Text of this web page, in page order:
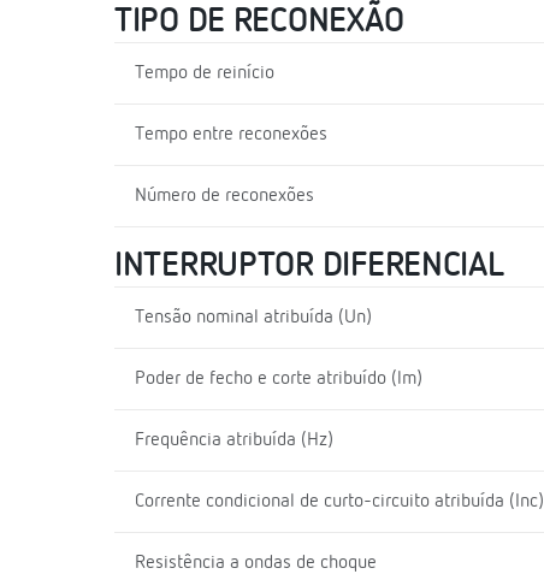
TIPO DE RECONEXÃO
Tempo de reinício
Tempo entre reconexões
Número de reconexões
INTERRUPTOR DIFERENCIAL
Tensão nominal atribuída (Un)
Poder de fecho e corte atribuído (lm)
Frequência atribuída (Hz)
Corrente condicional de curto-circuito atribuída (Inc)
Resistência a ondas de choque